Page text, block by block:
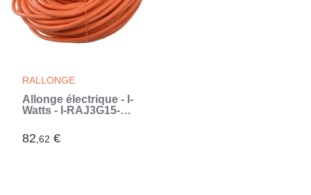
RALLONGE
Allonge électrique - I-
Watts - I-RAJ3G15-
IP20 (Orange)
82,62 €